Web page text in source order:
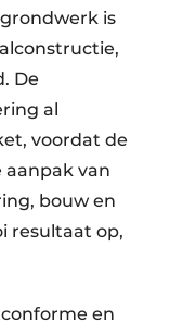
is
De
al
voordat de
aanpak van
bouw en
resultaat op,
en